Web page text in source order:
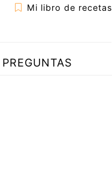
Mi libro de recetas
PREGUNTAS